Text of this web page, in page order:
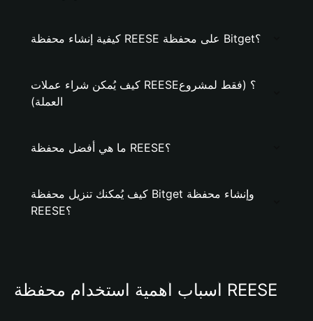
كيفية إنشاء محفظة REESE على محفظة Bitget؟
كيف يُمكن شراء عملات REESE؟ (فقط لمشروع
العملة)
ما هي أفضل محفظة REESE؟
كيف يُمكنك تنزيل محفظة Bitget وإنشاء محفظة
REESE؟
أسباب أهمية استخدام محفظة REESE